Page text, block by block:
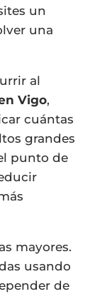
un
una
al
Vigo,
cuántas
grandes
punto de
mayores.
usando
de